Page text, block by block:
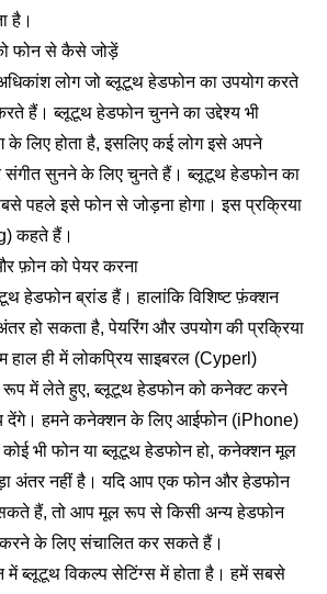
है।
से कैसे जोड़ें
लोग जो ब्लूटूथ हेडफोन का उपयोग करते
हैं। ब्लूटूथ हेडफोन चुनने का उद्देश्य भी
के लिए होता है, इसलिए कई लोग इसे अपने
संगीत सुनने के लिए चुनते हैं। ब्लूटूथ हेडफोन का
पहले इसे फोन से जोड़ना होगा। इस प्रक्रिया
कहते हैं।
को पेयर करना
ब्रांड हैं। हालांकि विशिष्ट फ़ंक्शन
हो सकता है, पेयरिंग और उपयोग की प्रक्रिया
ही में लोकप्रिय साइबरल (Cyperl)
रूप में लेते हुए, ब्लूटूथ हेडफोन को कनेक्ट करने
देंगे। हमने कनेक्शन के लिए आईफोन (iPhone)
कोई भी फोन या ब्लूटूथ हेडफोन हो, कनेक्शन मूल
अंतर नहीं है। यदि आप एक फोन और हेडफोन
हैं, तो आप मूल रूप से किसी अन्य हेडफोन
के लिए संचालित कर सकते हैं।
विकल्प सेटिंग्स में होता है। हमें सबसे